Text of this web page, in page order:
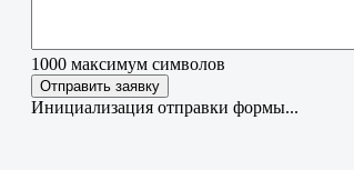
1000 максимум символов
Отправить заявку
Инициализация отправки формы...